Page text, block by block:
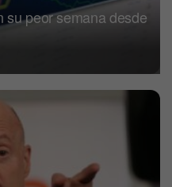
su peor semana desde